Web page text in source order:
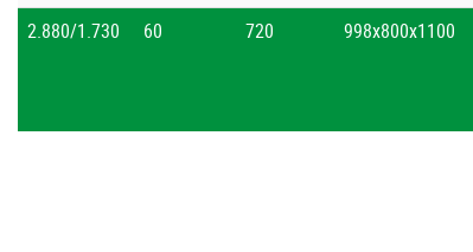
2.880/1.730 60 720 998x800x1100